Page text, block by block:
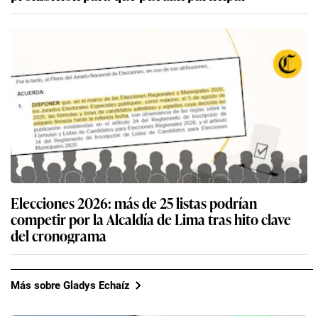
Elecciones 2026: más de 25 listas podrían
competir por la Alcaldía de Lima tras hito clave
del cronograma
Más sobre Gladys Echaíz